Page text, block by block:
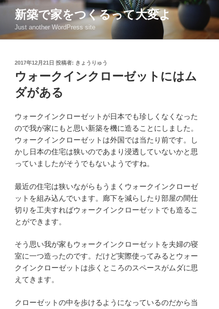
コ
ン
新築で家をつくるって大変よ
Just another WordPress site
投
稿
日:
2017年12月21日 投稿者: きょうりゅう
ウォークインクローゼットにはム
ダがある
ウォークインクローゼットが日本でも珍しくなくなった
ので我が家にもと思い新築を機に造ることにしました。
ウォークインクローゼットは外国では当たり前です。し
かし日本の住宅は狭いのであまり浸透していないかと思
っていましたがそうでもないようですね。
最近の住宅は狭いながらもうまくウォークインクローゼ
ットを組み込んでいます。廊下を減らしたり部屋の間仕
切りを工夫すればウォークインクローゼットでも造るこ
とができます。
そう思い我が家もウォークインクローゼットを夫婦の寝
室に一つ造ったのです。だけど実際使ってみるとウォー
クインクローゼットは歩くところのスペースがムダに思
えてきます。
クローゼットの中を歩けるようになっているのだから当